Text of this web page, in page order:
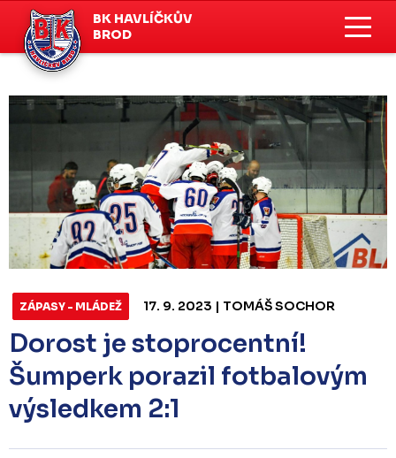
BK HAVLÍČKŮV
BROD
ZÁPASY - MLÁDEŽ 17. 9. 2023 | TOMÁŠ SOCHOR
Dorost je stoprocentní!
Šumperk porazil fotbalovým
výsledkem 2:1